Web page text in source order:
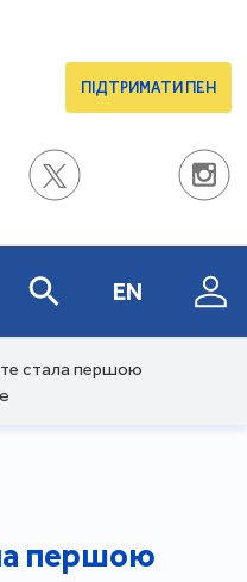
ПІДТРИМАТИ ПЕН
EN
стала першою
першою